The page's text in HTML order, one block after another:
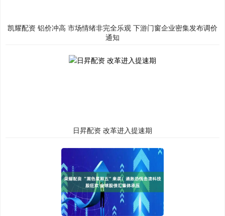
凯耀配资 铝价冲高 市场情绪非完全乐观 下游门窗企业密集发布调价
通知
日昇配资 改革进入提速期